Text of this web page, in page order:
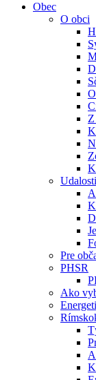
Obec
O obci
Pre
PHSR
Ako